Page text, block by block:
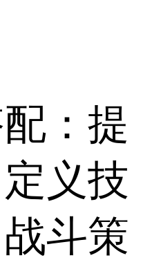
：提
义技
斗策